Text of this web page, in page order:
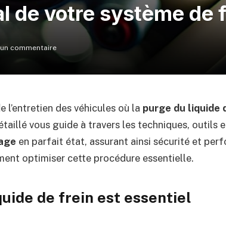
de votre système de
commentaire
l’entretien des véhicules où la purge du liquide
vous guide à travers les techniques, outils
en parfait état, assurant ainsi sécurité et
optimiser cette procédure essentielle.
de frein est essentiel